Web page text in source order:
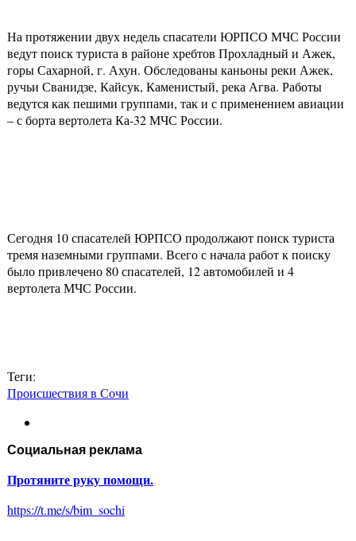
На протяжении двух недель спасатели ЮРПСО МЧС России
ведут поиск туриста в районе хребтов Прохладный и Ажек,
горы Сахарной, г. Ахун. Обследованы каньоны реки Ажек,
ручьи Сванидзе, Кайсук, Каменистый, река Агва. Работы
ведутся как пешими группами, так и с применением авиации
– с борта вертолета Ка-32 МЧС России.
Сегодня 10 спасателей ЮРПСО продолжают поиск туриста
тремя наземными группами. Всего с начала работ к поиску
было привлечено 80 спасателей, 12 автомобилей и 4
вертолета МЧС России.
Теги:
Происшествия в Сочи
Социальная реклама
Протяните руку помощи.
https://t.me/s/bim_sochi